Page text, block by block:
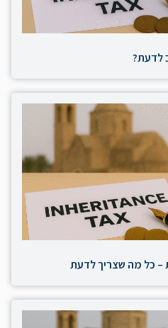
לדעת?
– כל מה שצריך לדעת